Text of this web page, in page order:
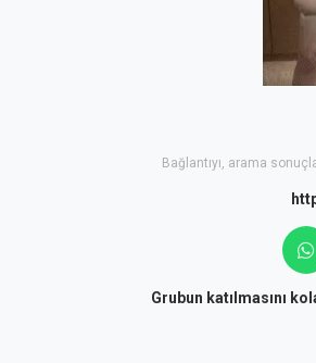
Bağlantıyı, arama
Grubun katılmasını